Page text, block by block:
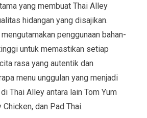
yang membuat Thai Alley
hidangan yang disajikan.
penggunaan bahan-
untuk memastikan setiap
rasa yang autentik dan
menu unggulan yang menjadi
Thai Alley antara lain Tom Yum
Chicken, dan Pad Thai.